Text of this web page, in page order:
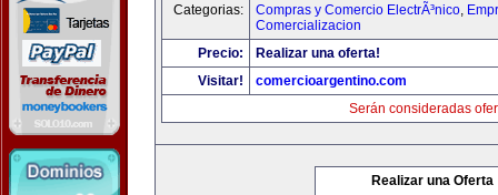
Categorias:
Compras y Comercio ElectrÃ³nico,
Comercializacion
Precio:
Realizar una oferta!
Visitar!
comercioargentino.com
Serán consideradas
Realizar una Oferta